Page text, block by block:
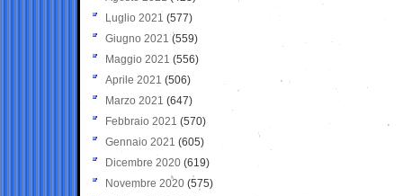
Luglio 2021 (577)
Giugno 2021(559)
Maggio 2021 (556)
Aprile 2021 (506)
Marzo 2021 (647)
Febbraio 2021 (570)
Gennaio 2021 (605)
Dicembre 2020 (619)
Novembre 2020 (575)